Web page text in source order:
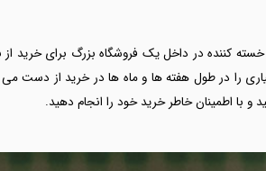
کننده در داخل یک فروشگاه بزرگ برای
را در طول هفته ها و ماه ها در خرید از دست
و با اطمینان خاطر خرید خود را انجام دهید.